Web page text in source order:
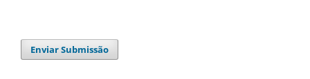
Enviar Submissão